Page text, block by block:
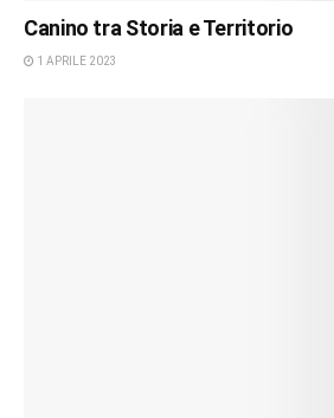
Canino tra Storia e Territorio
1 APRILE 2023